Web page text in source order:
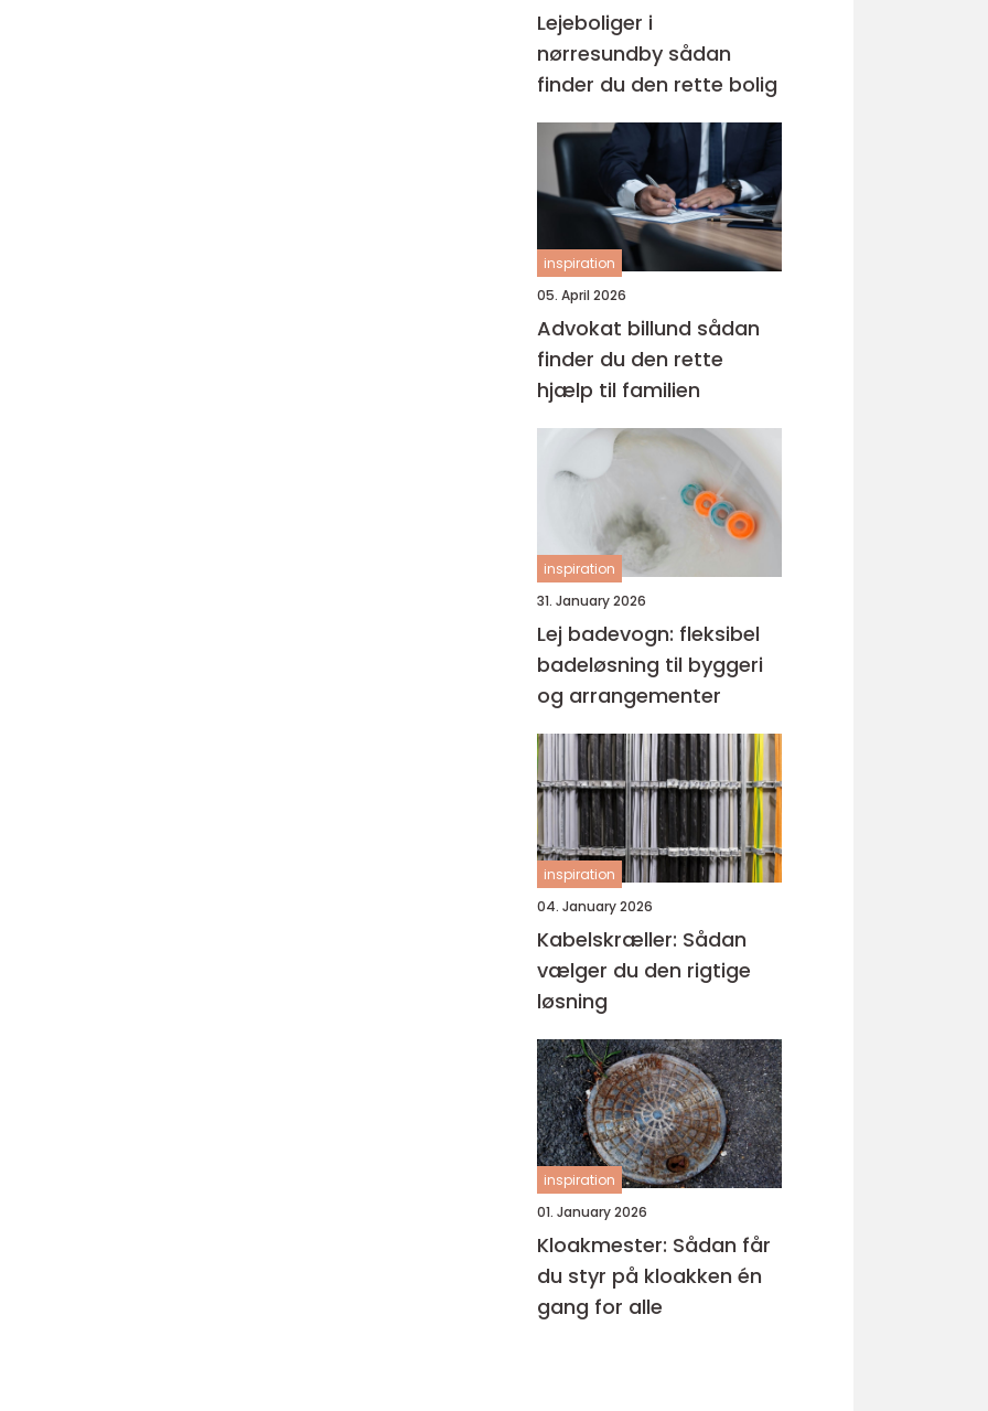
Lejeboliger i
nørresundby sådan
finder du den rette bolig
inspiration
05. April 2026
Advokat billund sådan
finder du den rette
hjælp til familien
inspiration
31. January 2026
Lej badevogn: fleksibel
badeløsning til byggeri
og arrangementer
inspiration
04. January 2026
Kabelskræller: Sådan
vælger du den rigtige
løsning
inspiration
01. January 2026
Kloakmester: Sådan får
du styr på kloakken én
gang for alle